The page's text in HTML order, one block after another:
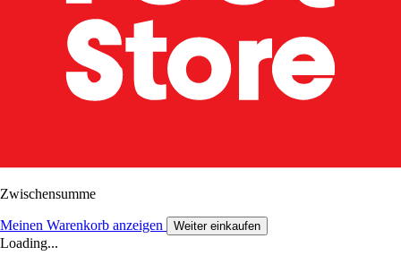
Zwischensumme
Meinen Warenkorb anzeigen Weiter einkaufen
Loading...